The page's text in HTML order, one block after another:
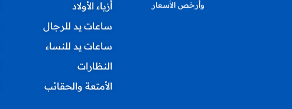
وأرخص الأسعار
أزياء الأولاد
ساعات يد للرجال
ساعات يد للنساء
النظارات
الأمتعة والحقائب